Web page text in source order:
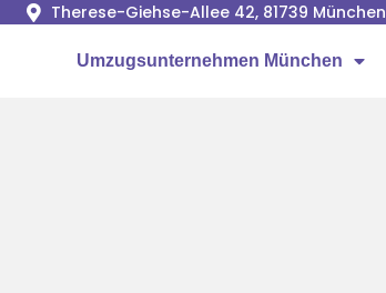
Therese-Giehse-Allee 42, 81739 München
Umzugsunternehmen München